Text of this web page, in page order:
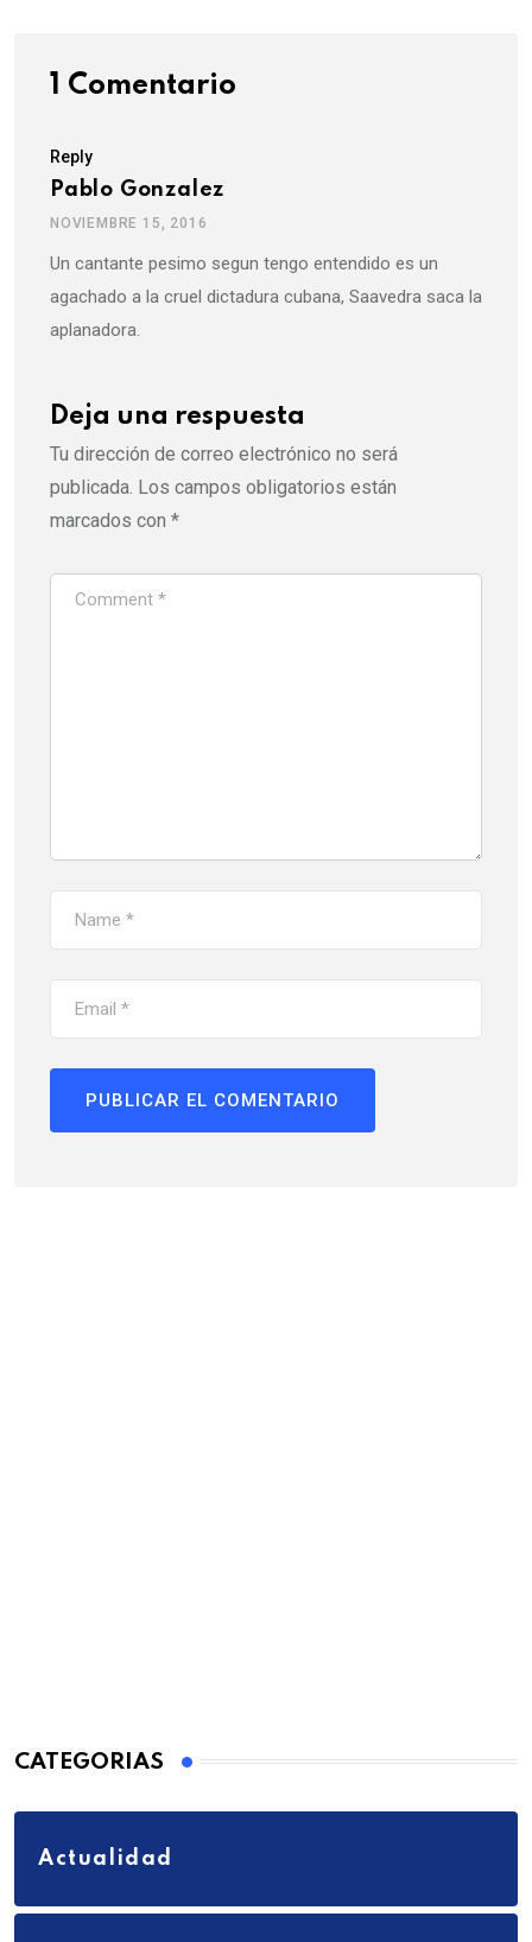
1 Comentario
Reply
Pablo Gonzalez
NOVIEMBRE 15, 2016
Un cantante pesimo segun tengo entendido es un
agachado a la cruel dictadura cubana, Saavedra saca la
aplanadora.
Deja una respuesta
Tu dirección de correo electrónico no será
publicada. Los campos obligatorios están
marcados con *
CATEGORIAS
Actualidad